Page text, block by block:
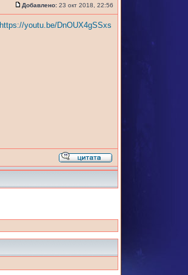
Добавлено: 23 окт 2018, 22:56
https://youtu.be/DnOUX4gSSxs